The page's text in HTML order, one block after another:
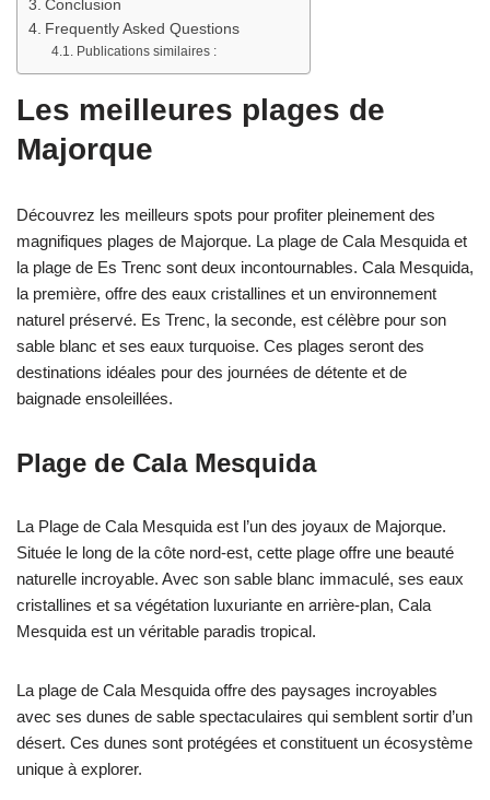
Conclusion
Frequently Asked Questions
Publications similaires :
Les meilleures plages de
Majorque
Découvrez les meilleurs spots pour profiter pleinement des
magnifiques plages de Majorque. La plage de Cala Mesquida et
la plage de Es Trenc sont deux incontournables. Cala Mesquida,
la première, offre des eaux cristallines et un environnement
naturel préservé. Es Trenc, la seconde, est célèbre pour son
sable blanc et ses eaux turquoise. Ces plages seront des
destinations idéales pour des journées de détente et de
baignade ensoleillées.
Plage de Cala Mesquida
La Plage de Cala Mesquida est l’un des joyaux de Majorque.
Située le long de la côte nord-est, cette plage offre une beauté
naturelle incroyable. Avec son sable blanc immaculé, ses eaux
cristallines et sa végétation luxuriante en arrière-plan, Cala
Mesquida est un véritable paradis tropical.
La plage de Cala Mesquida offre des paysages incroyables
avec ses dunes de sable spectaculaires qui semblent sortir d’un
désert. Ces dunes sont protégées et constituent un écosystème
unique à explorer.